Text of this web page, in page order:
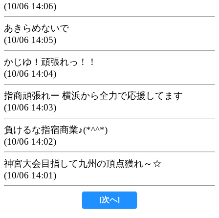
(10/06 14:06)
あきらめないで
(10/06 14:05)
かじゆ！頑張れっ！！
(10/06 14:04)
指商頑張れー 横浜から全力で応援してます
(10/06 14:03)
負けるな指宿商業♪(*^^*)
(10/06 14:02)
神宮大会目指して九州の頂点獲れ～☆
(10/06 14:01)
[次へ]